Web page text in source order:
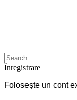
Înregistrare
Folosește un cont